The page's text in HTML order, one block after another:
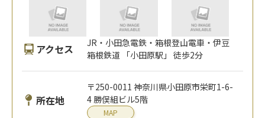
アクセス
JR・小田急電鉄・箱根登山電車・伊豆
箱根鉄道 「小田原駅」 徒歩2分
所在地
〒250-0011 神奈川県小田原市栄町1-6-
4 勝俣組ビル5階
MAP